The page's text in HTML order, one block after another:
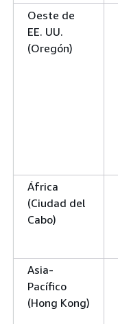
Oeste de
EE. UU.
(Oregón)
África
(Ciudad del
Cabo)
Asia-
Pacífico
(Hong Kong)